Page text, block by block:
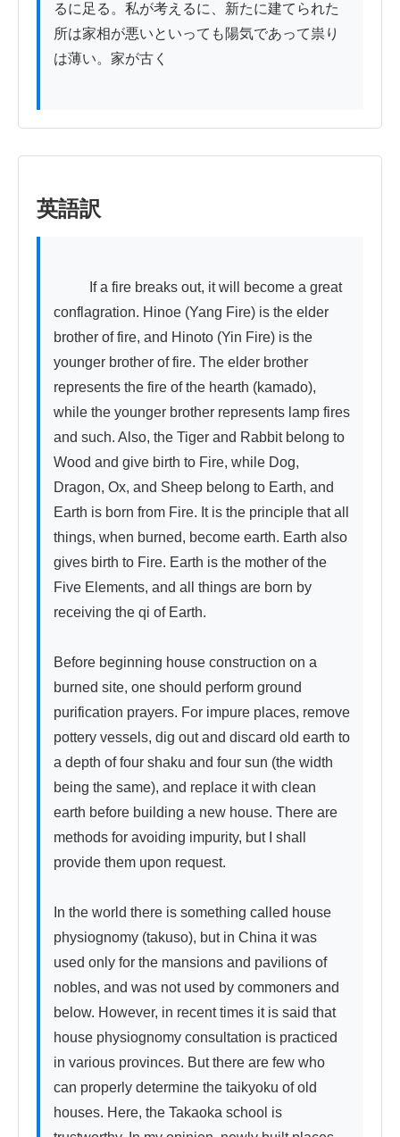
るに足る。私が考えるに、新たに建てられた
所は家相が悪いといっても陽気であって祟り
は薄い。家が古く
英語訳
conflagration. Hinoe (Yang Fire) is the elder
brother of fire, and Hinoto (Yin Fire) is the
younger brother of fire. The elder brother
represents the fire of the hearth (kamado),
while the younger brother represents lamp fires
and such. Also, the Tiger and Rabbit belong to
Wood and give birth to Fire, while Dog,
Dragon, Ox, and Sheep belong to Earth, and
Earth is born from Fire. It is the principle that all
things, when burned, become earth. Earth also
gives birth to Fire. Earth is the mother of the
Five Elements, and all things are born by
receiving the qi of Earth.
Before beginning house construction on a
burned site, one should perform ground
purification prayers. For impure places, remove
pottery vessels, dig out and discard old earth to
a depth of four shaku and four sun (the width
being the same), and replace it with clean
earth before building a new house. There are
methods for avoiding impurity, but I shall
provide them upon request.
In the world there is something called house
physiognomy (takuso), but in China it was
used only for the mansions and pavilions of
nobles, and was not used by commoners and
below. However, in recent times it is said that
house physiognomy consultation is practiced
in various provinces. But there are few who
can properly determine the taikyoku of old
houses. Here, the Takaoka school is